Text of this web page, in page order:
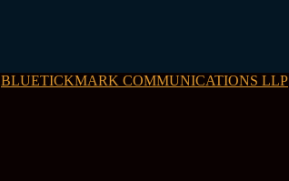
BLUETICKMARK COMMUNICATIONS LLP